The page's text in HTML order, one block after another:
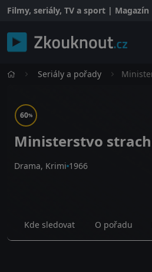
Filmy, seriály, TV a sport |
Seriály a pořady
60%
Ministerstvo
Drama, Krimi 1966
Kde sledovat O pořadu